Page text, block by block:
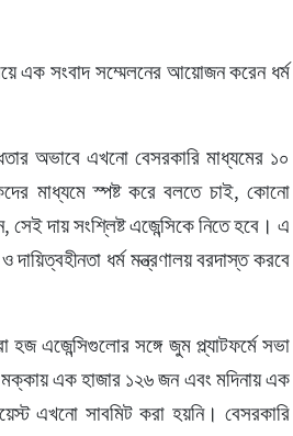
এক সংবাদ সম্মেলনের আয়োজন করেন ধর্ম
অভাবে এখনো বেসরকারি মাধ্যমের ১০
মাধ্যমে স্পষ্ট করে বলতে চাই, কোনো
দায় সংশ্লিষ্ট এজেন্সিকে নিতে হবে। এ
ধর্ম মন্ত্রণালয় বরদাস্ত করবে
হজ এজেন্সিগুলোর সঙ্গে জুম প্ল্যাটফর্মে সভা
এক হাজার ১২৬ জন এবং মদিনায় এক
এখনো সাবমিট করা হয়নি। বেসরকারি